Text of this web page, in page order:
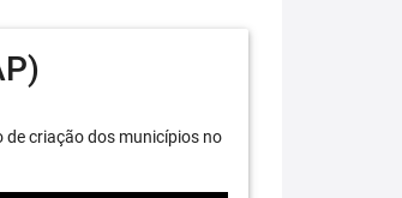
de criação dos municípios no